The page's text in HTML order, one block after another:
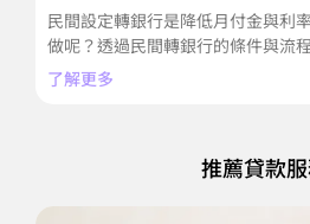
民間設定轉銀行是降低月付金與利
做呢？透過民間轉銀行的條件與流
了解更多
推薦貸款